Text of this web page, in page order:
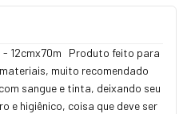
12cmx70m Produto feito para
muito recomendado
sangue e tinta, deixando seu
e higiênico, coisa que deve ser